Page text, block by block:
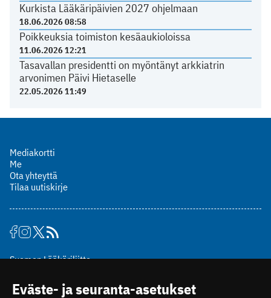
Kurkista Lääkäripäivien 2027 ohjelmaan
18.06.2026 08:58
Poikkeuksia toimiston kesäaukioloissa
11.06.2026 12:21
Tasavallan presidentti on myöntänyt arkkiatrin
arvonimen Päivi Hietaselle
22.05.2026 11:49
Mediakortti
Me
Ota yhteyttä
Tilaa uutiskirje
Suomen Lääkäriliitto
00510 Helsinki
Eväste- ja seuranta-asetukset